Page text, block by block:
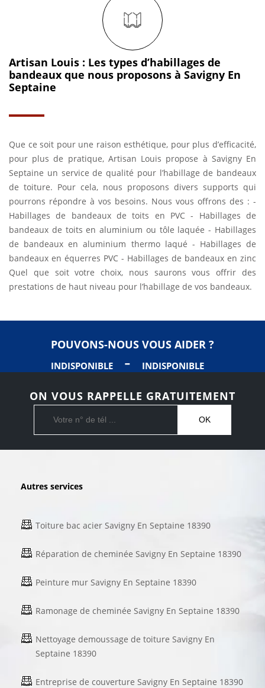
Artisan Louis : Les types d’habillages de
bandeaux que nous proposons à Savigny En
Septaine
Que ce soit pour une raison esthétique, pour plus d’efficacité,
pour plus de pratique, Artisan Louis propose à Savigny En
Septaine un service de qualité pour l’habillage de bandeaux
de toiture. Pour cela, nous proposons divers supports qui
pourrons répondre à vos besoins. Nous vous offrons des : -
Habillages de bandeaux de toits en PVC - Habillages de
bandeaux de toits en aluminium ou tôle laquée - Habillages
de bandeaux en aluminium thermo laqué - Habillages de
bandeaux en équerres PVC - Habillages de bandeaux en zinc
Quel que soit votre choix, nous saurons vous offrir des
prestations de haut niveau pour l’habillage de vos bandeaux.
POUVONS-NOUS VOUS AIDER ?
INDISPONIBLE - INDISPONIBLE
ON VOUS RAPPELLE GRATUITEMENT
Autres services
Toiture bac acier Savigny En Septaine 18390
Réparation de cheminée Savigny En Septaine 18390
Peinture mur Savigny En Septaine 18390
Ramonage de cheminée Savigny En Septaine 18390
Nettoyage demoussage de toiture Savigny En
Septaine 18390
Entreprise de couverture Savigny En Septaine 18390